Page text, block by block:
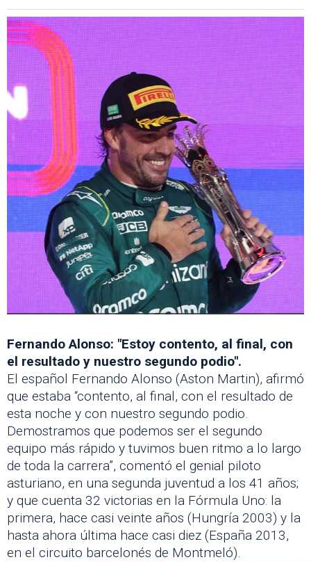
Fernando Alonso: "Estoy contento, al final, con
el resultado y nuestro segundo podio".
El español Fernando Alonso (Aston Martin), afirmó
que estaba “contento, al final, con el resultado de
esta noche y con nuestro segundo podio.
Demostramos que podemos ser el segundo
equipo más rápido y tuvimos buen ritmo a lo largo
de toda la carrera”, comentó el genial piloto
asturiano, en una segunda juventud a los 41 años;
y que cuenta 32 victorias en la Fórmula Uno: la
primera, hace casi veinte años (Hungría 2003) y la
hasta ahora última hace casi diez (España 2013,
en el circuito barcelonés de Montmeló).